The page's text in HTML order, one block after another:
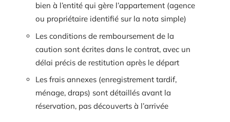
bien à l’entité qui gère l’appartement (agence
ou propriétaire identifié sur la nota simple)
Les conditions de remboursement de la
caution sont écrites dans le contrat, avec un
délai précis de restitution après le départ
Les frais annexes (enregistrement tardif,
ménage, draps) sont détaillés avant la
réservation, pas découverts à l’arrivée